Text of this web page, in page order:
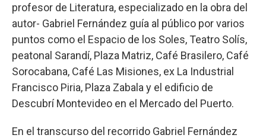
profesor de Literatura, especializado en la obra del
autor- Gabriel Fernández guía al público por varios
puntos como el Espacio de los Soles, Teatro Solís,
peatonal Sarandí, Plaza Matriz, Café Brasilero, Café
Sorocabana, Café Las Misiones, ex La Industrial
Francisco Piria, Plaza Zabala y el edificio de
Descubrí Montevideo en el Mercado del Puerto.
En el transcurso del recorrido Gabriel Fernández